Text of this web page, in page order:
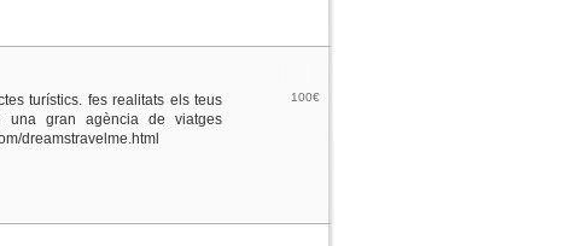
turístics. fes realitats els teus
una gran agència de viatges
dreamstravelme.html
100€